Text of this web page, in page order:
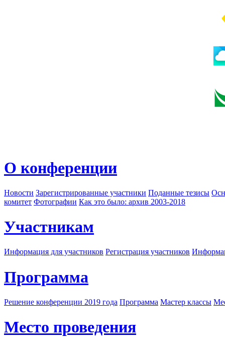
О конференции
Новости Зарегистрированные участники Поданные тезисы
комитет Фотографии Как это было: архив 2003-2018
Участникам
Информация для участников Регистрация участников
Программа
Решение конференции 2019 года Программа Мастер классы
Место проведения